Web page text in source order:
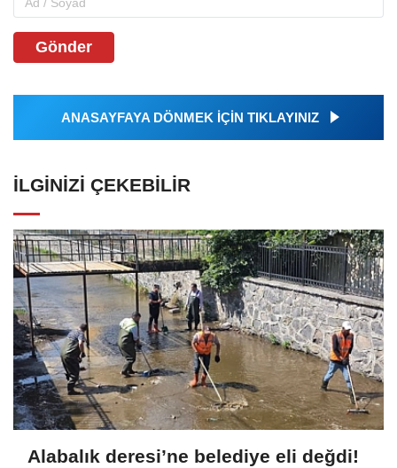
Gönder
ANASAYFAYA DÖNMEK İÇİN TIKLAYINIZ
İLGINIZI ÇEKEBILIR
Alabalık deresi’ne belediye eli değdi!